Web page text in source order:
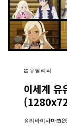
유틸리티
이세계
리바이사마